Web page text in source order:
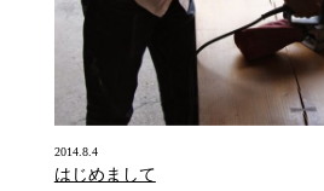
2014.8.4
はじめまして